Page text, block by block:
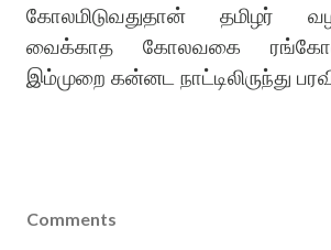
கோலமிடுவதுதான் தமிழர்
வைக்காத கோலவகை
இம்முறை கன்னட நாட்டிலிருந்து
Comments